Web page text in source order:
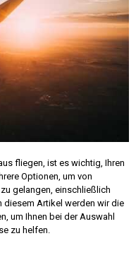
fliegen, ist es wichtig, Ihren
Optionen, um von
gelangen, einschließlich
diesem Artikel werden wir die
um Ihnen bei der Auswahl
zu helfen.